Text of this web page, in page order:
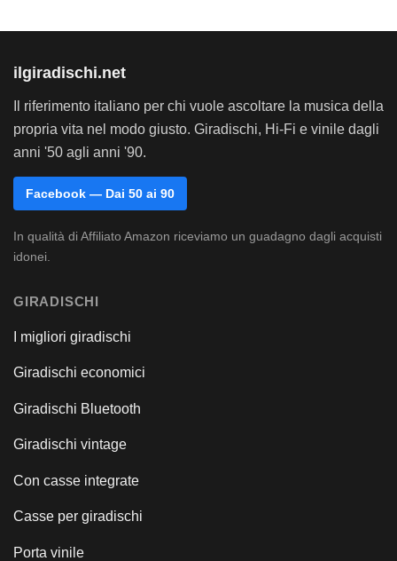
ilgiradischi.net
Il riferimento italiano per chi vuole ascoltare la musica della
propria vita nel modo giusto. Giradischi, Hi-Fi e vinile dagli
anni '50 agli anni '90.
Facebook — Dai 50 ai 90
In qualità di Affiliato Amazon riceviamo un guadagno dagli acquisti
idonei.
GIRADISCHI
I migliori giradischi
Giradischi economici
Giradischi Bluetooth
Giradischi vintage
Con casse integrate
Casse per giradischi
Porta vinile